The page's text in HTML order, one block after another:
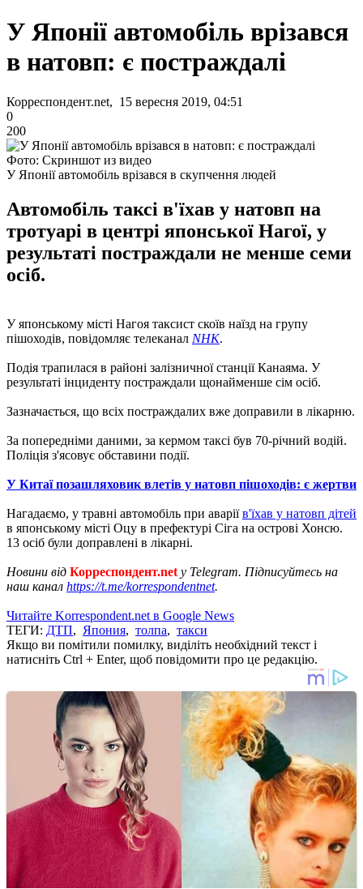
У Японії автомобіль врізався
в натовп: є постраждалі
Корреспондент.net, 15 вересня 2019, 04:51
0
200
Фото: Скриншот из видео
У Японії автомобіль врізався в скупчення людей
Автомобіль таксі в'їхав у натовп на
тротуарі в центрі японської Нагої, у
результаті постраждали не менше семи
осіб.
У японському місті Нагоя таксист скоїв наїзд на групу
пішоходів, повідомляє телеканал NHK.
Подія трапилася в районі залізничної станції Канаяма. У
результаті інциденту постраждали щонайменше сім осіб.
Зазначається, що всіх постраждалих вже доправили в лікарню.
За попередніми даними, за кермом таксі був 70-річний водій.
Поліція з'ясовує обставини події.
У Китаї позашляховик влетів у натовп пішоходів: є жертви
Нагадаємо, у травні автомобіль при аваріїв'їхав у натовп дітей
в японському місті Оцу в префектурі Сіга на острові Хонсю.
13 осіб були доправлені в лікарні.
Новини від Корреспондент.net у Telegram. Підписуйтесь на
наш канал https://t.me/korrespondentnet.
Читайте Korrespondent.net в Google News
ТЕГИ: ДТП, Япония, толпа, такси
Якщо ви помітили помилку, виділіть необхідний текст і
натисніть Ctrl + Enter, щоб повідомити про це редакцію.